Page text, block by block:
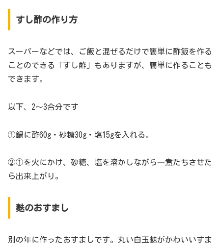
すし酢の作り方
スーパーなどでは、ご飯と混ぜるだけで簡単に酢飯を作る
ことのできる「すし酢」もありますが、簡単に作ることも
できます。
以下、2～3合分です
①鍋に酢60g・砂糖30g・塩15gを入れる。
②①を火にかけ、砂糖、塩を溶かしながら一煮たちさせた
ら出来上がり。
麩のおすまし
別の年に作ったおすましです。丸い白玉麩がかわいいすま